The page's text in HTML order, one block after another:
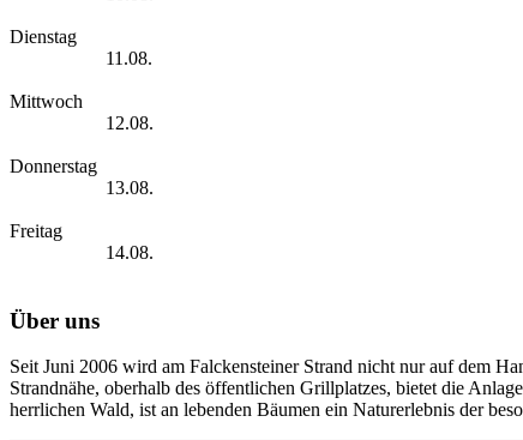
Dienstag
11.08.
Mittwoch
12.08.
Donnerstag
13.08.
Freitag
14.08.
Über uns
Seit Juni 2006 wird am Falckensteiner Strand nicht nur auf dem
Strandnähe, oberhalb des öffentlichen Grillplatzes, bietet die
herrlichen Wald, ist an lebenden Bäumen ein Naturerlebnis der